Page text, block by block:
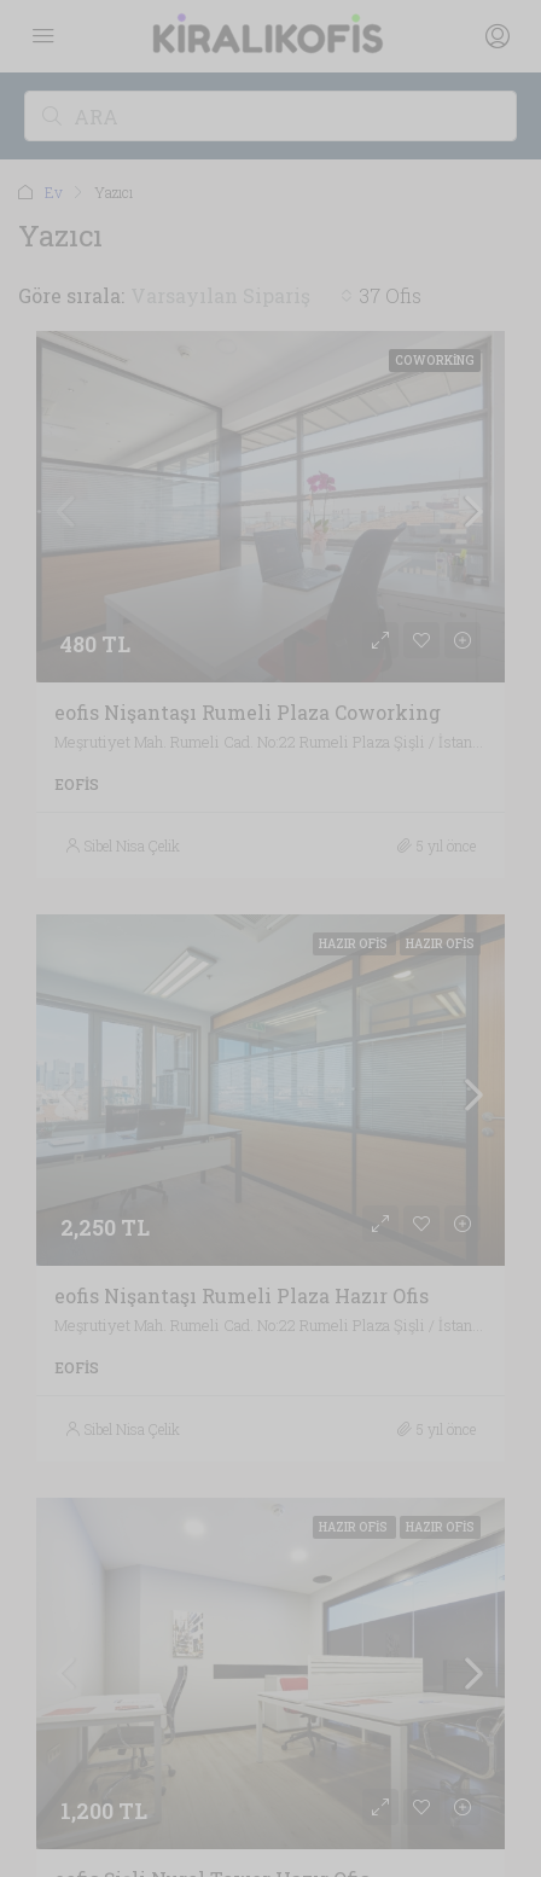
Ev Yazıcı
Yazıcı
37 Ofis
Göre sırala:
COWORKING
480 TL
eofis Nişantaşı Rumeli Plaza Coworking
EOFIS
Sibel Nisa Çelik 5 yıl önce
HAZIR OFIS HAZIR OFIS
2,250 TL
eofis Nişantaşı Rumeli Plaza Hazır Ofis
EOFIS
Sibel Nisa Çelik 5 yıl önce
HAZIR OFIS HAZIR OFIS
1,200 TL